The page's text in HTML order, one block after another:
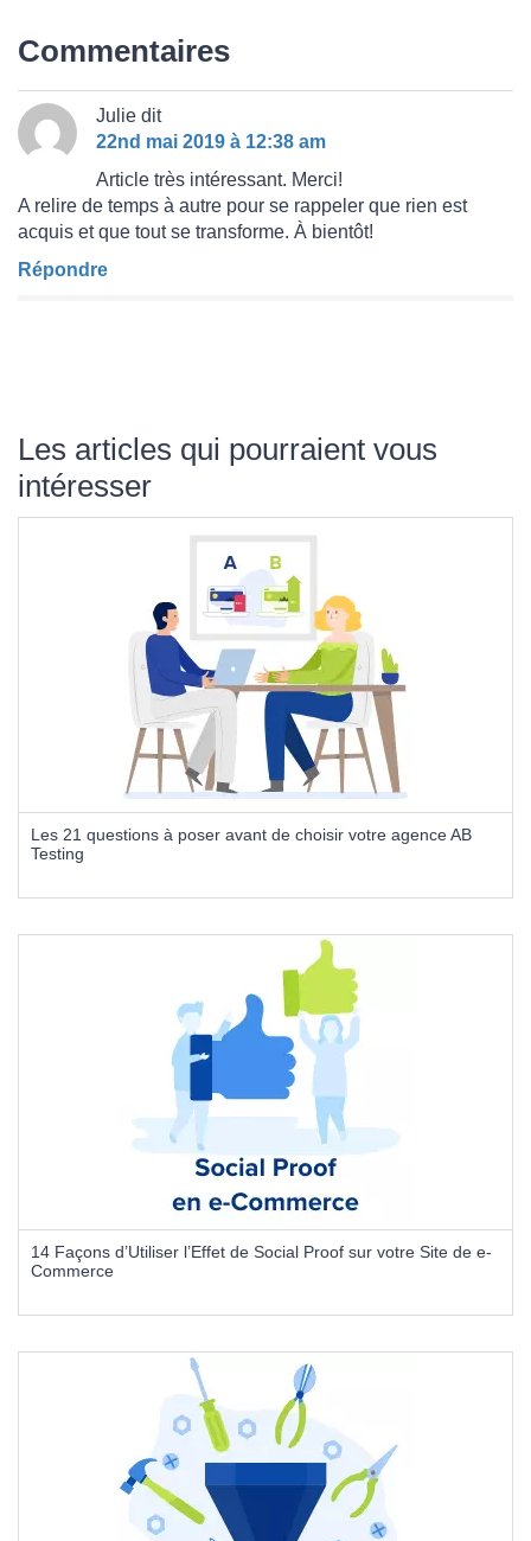
Commentaires
Julie dit
22nd mai 2019 à 12:38 am
Article très intéressant. Merci!
A relire de temps à autre pour se rappeler que rien est
acquis et que tout se transforme. À bientôt!
Répondre
Les articles qui pourraient vous
intéresser
Les 21 questions à poser avant de choisir votre agence AB
Testing
14 Façons d’Utiliser l’Effet de Social Proof sur votre Site de e-
Commerce